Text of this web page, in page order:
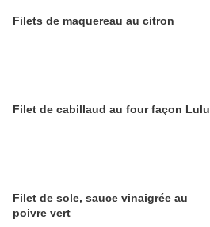
Filets de maquereau au citron
Filet de cabillaud au four façon Lulu
Filet de sole, sauce vinaigrée au
poivre vert